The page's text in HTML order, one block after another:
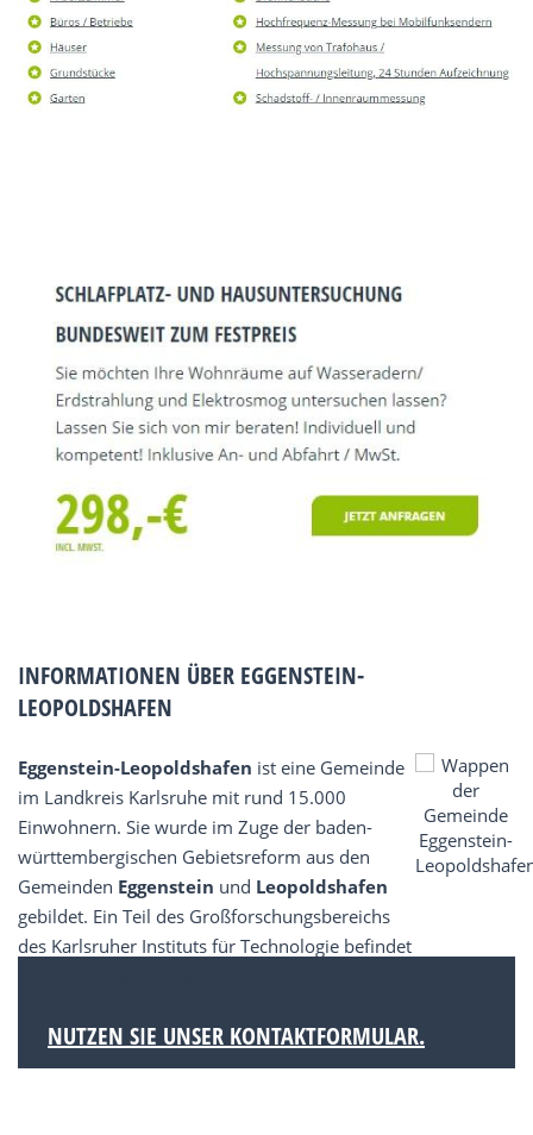
INFORMATIONEN ÜBER EGGENSTEIN-
LEOPOLDSHAFEN
Eggenstein-Leopoldshafen ist eine Gemeinde
im Landkreis Karlsruhe mit rund 15.000
Einwohnern. Sie wurde im Zuge der baden-
württembergischen Gebietsreform aus den
Gemeinden Eggenstein und Leopoldshafen
gebildet. Ein Teil des Großforschungsbereichs
des Karlsruher Instituts für Technologie befindet
NUTZEN SIE UNSER KONTAKTFORMULAR.